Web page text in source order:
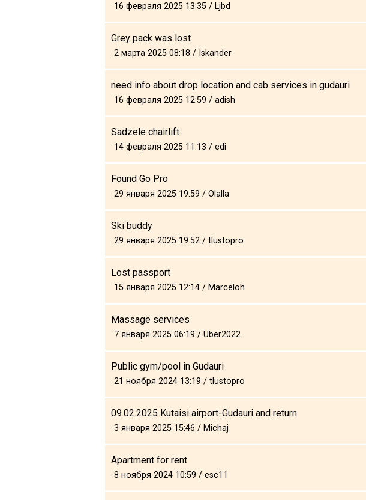
16 февраля 2025 13:35 / Ljbd
Grey pack was lost
2 марта 2025 08:18 / Iskander
need info about drop location and cab services in gudauri
16 февраля 2025 12:59 / adish
Sadzele chairlift
14 февраля 2025 11:13 / edi
Found Go Pro
29 января 2025 19:59 / Olalla
Ski buddy
29 января 2025 19:52 / tlustopro
Lost passport
15 января 2025 12:14 / Marceloh
Massage services
7 января 2025 06:19 / Uber2022
Public gym/pool in Gudauri
21 ноября 2024 13:19 / tlustopro
09.02.2025 Kutaisi airport-Gudauri and return
3 января 2025 15:46 / Michaj
Apartment for rent
8 ноября 2024 10:59 / esc11
About Georgia